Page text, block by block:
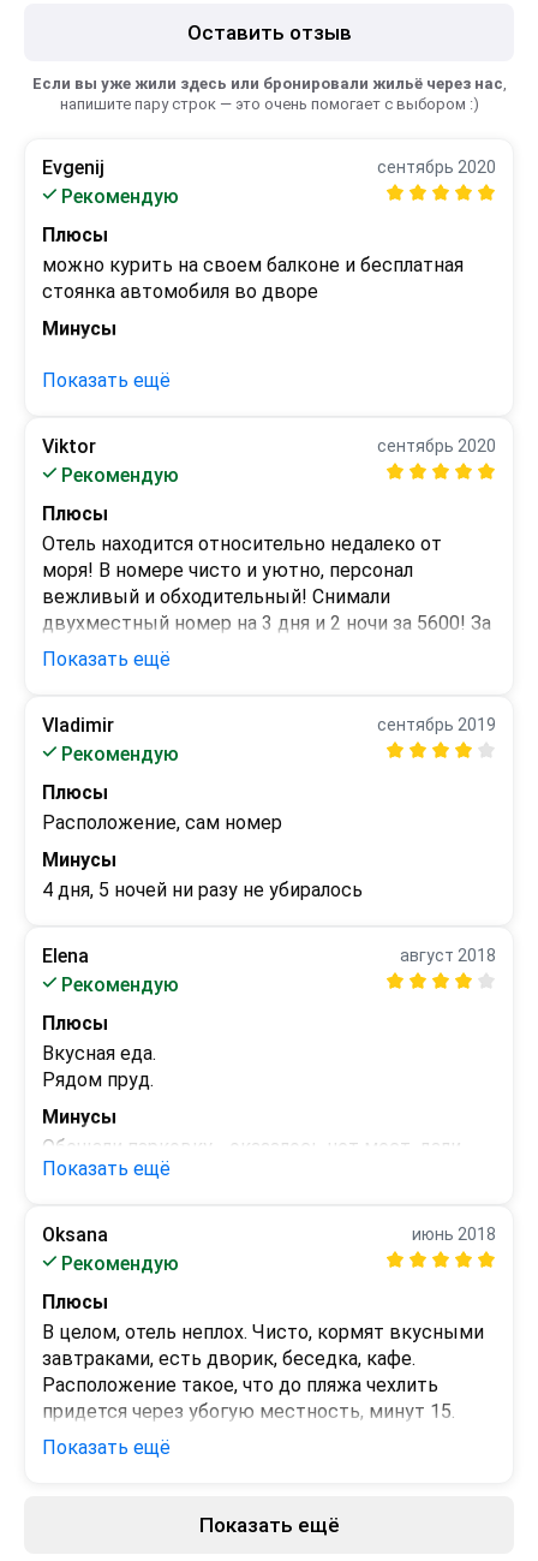
Оставить отзыв
Если вы уже жили здесь или бронировали жильё через нас,
напишите пару строк — это очень помогает с выбором :)
Evgenij
Рекомендую
сентябрь 2020
Плюсы
можно курить на своем балконе и бесплатная
Минусы
Показать ещё
Viktor
Рекомендую
сентябрь 2020
Плюсы
Отель находится относительно недалеко от
моря! В номере чисто и уютно, персонал
вежливый и обходительный! Снимали
двухместный номер на 3 дня и 2 ночи за 5600! За
такие деньги-идеальный вариант! Завтрак
вкусный! Вообщем очень доволен, спасибо
Минусы
Показать ещё
Vladimir
Рекомендую
сентябрь 2019
Плюсы
Расположение, сам номер
Минусы
4 дня, 5 ночей ни разу не убиралось
Elena
Рекомендую
август 2018
Плюсы
Вкусная еда.
Рядом пруд.
Минусы
Обещали парковку - оказалось нет мест, дали
место на третий день.
Люкс предоставили на следующий день.
В ближайший пляж впадает местная речушка со
всеми вытекющими...
Есть вопросы по номерам.
Персонал старается, но все получается по
совковому...
Минусов больше чем плюсов.
Показать ещё
Oksana
Рекомендую
июнь 2018
Плюсы
В целом, отель неплох. Чисто, кормят вкусными
завтраками, есть дворик, беседка, кафе.
Расположение такое, что до пляжа чехлить
придется через убогую местность, минут 15.
Кондиционеры в каждой комнате, большой
плюс. Пошли на встречу и заселили раньше,
Показать ещё
Показать ещё